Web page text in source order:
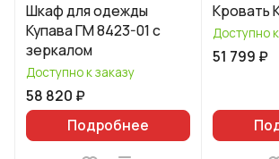
Шкаф для одежды
Купава ГМ 8423-01 с
зеркалом
Доступно к заказу
58 820 ₽
Подробнее
Кровать
Доступно
51 799 ₽